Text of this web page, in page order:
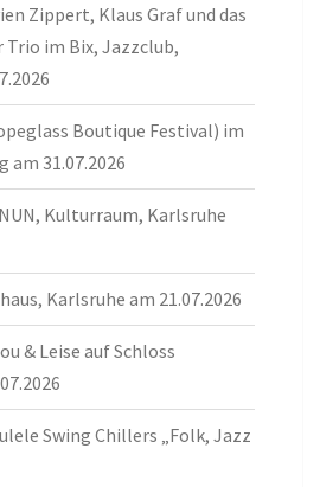
Zippert, Klaus Graf und das
im Bix, Jazzclub,
Boutique Festival) im
am 31.07.2026
Kulturraum, Karlsruhe
Karlsruhe am 21.07.2026
& Leise auf Schloss
Swing Chillers „Folk, Jazz